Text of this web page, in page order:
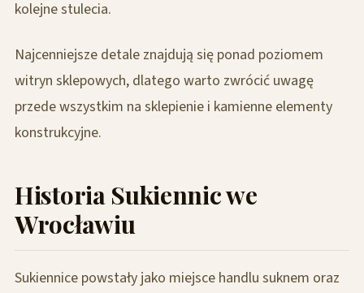
kolejne stulecia.
Najcenniejsze detale znajdują się ponad poziomem
witryn sklepowych, dlatego warto zwrócić uwagę
przede wszystkim na sklepienie i kamienne elementy
konstrukcyjne.
Historia Sukiennic we
Wrocławiu
Sukiennice powstały jako miejsce handlu suknem oraz